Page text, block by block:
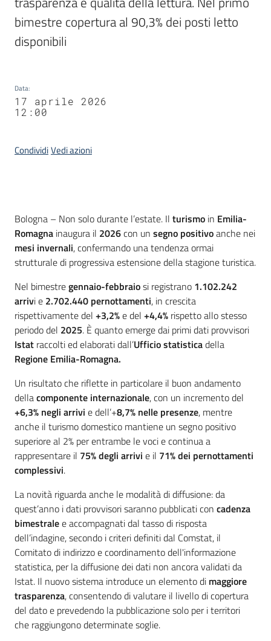
bimestre copertura al 90,3% dei posti letto
disponibili
Data:
17 aprile 2026
12:00
CondividiVedi azioni
Contenuto
Bologna – Non solo durante l’estate. Il turismo in Emilia-
Romagna inaugura il 2026con un segno positivoanche nei
mesi invernali, confermando una tendenza ormai
strutturale di progressiva estensione della stagione turistica.
Nel bimestregennaio-febbraiosi registrano 1.102.242
arrivi e 2.702.440 pernottamenti, in crescita
rispettivamente del +3,2%e del +4,4% rispetto allo stesso
periodo del 2025. È quanto emerge dai primi dati provvisori
Istat raccolti ed elaborati dall’Ufficio statisticadella
Regione Emilia-Romagna.
Un risultato che riflette in particolare il buon andamento
dellacomponente internazionale, con un incremento del
+6,3% negli arrivi e dell’+8,7% nelle presenze, mentre
anche il turismo domestico mantiene un segno positivo
superiore al 2% per entrambe le voci e continua a
rappresentare il 75% degli arrivi e il 71% dei pernottamenti
complessivi.
La novità riguarda anche le modalità di diffusione: da
quest’anno i dati provvisori saranno pubblicati con cadenza
bimestralee accompagnati dal tasso di risposta
dell’indagine, secondo i criteri definiti dal Comstat, il
Comitato di indirizzo e coordinamento dell'informazione
statistica, per la diffusione dei dati non ancora validati da
Istat. Il nuovo sistema introduce un elemento di maggiore
trasparenza, consentendo di valutare il livello di copertura
del dato e prevedendo la pubblicazione solo per i territori
che raggiungono determinate soglie.